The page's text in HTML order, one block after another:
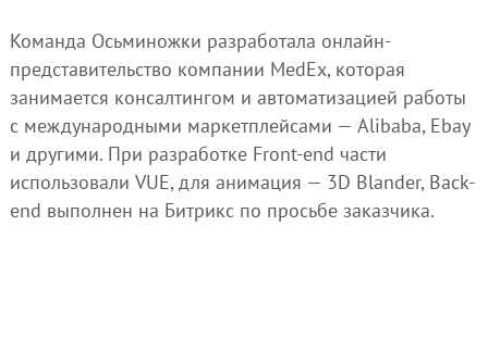
Команда Осьминожки разработала онлайн-
представительство компании MedEx, которая
занимается консалтингом и автоматизацией работы
с международными маркетплейсами — Alibaba, Ebay
и другими. При разработке Front-end части
использовали VUE, для анимация — 3D Blander, Back-
end выполнен на Битрикс по просьбе заказчика.